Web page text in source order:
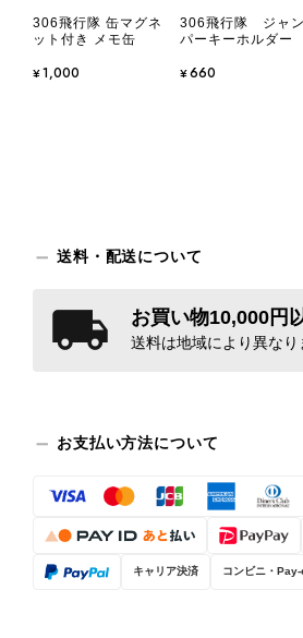
306飛行隊 缶マグネ
ット付き メモ缶
¥1,000
306飛行隊 ジャン
パーキーホルダー
¥660
送料・配送について
お買い物10,000円
送料は地域により異なり
お支払い方法について
キャリア決済 コンビニ・